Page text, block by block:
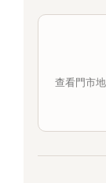
查看門市